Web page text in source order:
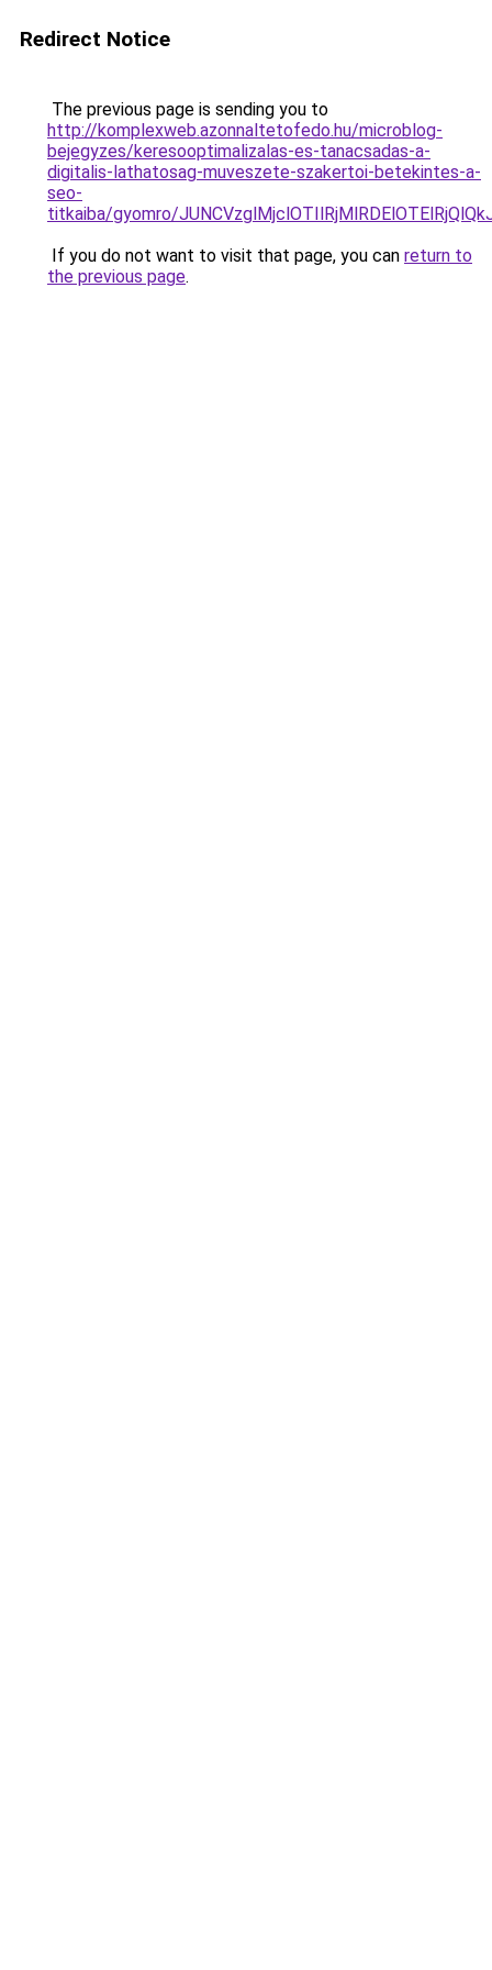
Redirect Notice
The previous page is sending you to
http://komplexweb.azonnaltetofedo.hu/microblog-
bejegyzes/keresooptimalizalas-es-tanacsadas-a-
digitalis-lathatosag-muveszete-szakertoi-betekintes-a-
seo-
titkaiba/gyomro/
If you do not want to visit that page, you can return to
the previous page.